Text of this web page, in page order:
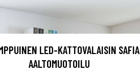
LED-KATTOVALAISIN SAFIA
AALTOMUOTOILU